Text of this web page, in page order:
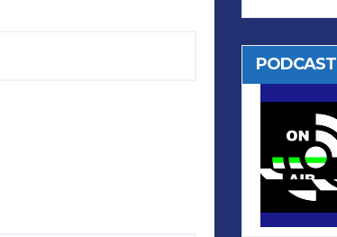
PODCAST